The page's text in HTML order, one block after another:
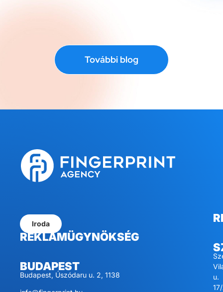
További blog
Iroda
REKLÁMÜGYNÖKSÉG
BUDAPEST
Budapest, Úszódaru u. 2, 1138
u.